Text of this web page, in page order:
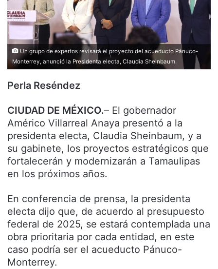
Un grupo de expertos revisará el proyecto del acueducto Pánuco-
Monterrey, anunció la Presidenta electa, Claudia Sheinbaum.
Perla Reséndez
CIUDAD DE MÉXICO.– El gobernador
Américo Villarreal Anaya presentó a la
presidenta electa, Claudia Sheinbaum, y a
su gabinete, los proyectos estratégicos que
fortalecerán y modernizarán a Tamaulipas
en los próximos años.
En conferencia de prensa, la presidenta
electa dijo que, de acuerdo al presupuesto
federal de 2025, se estará contemplada una
obra prioritaria por cada entidad, en este
caso podría ser el acueducto Pánuco-
Monterrey.